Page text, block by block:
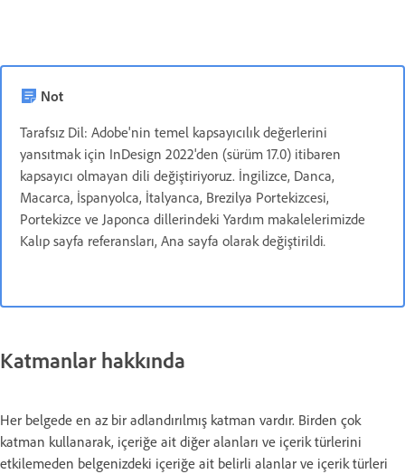
Not
Tarafsız Dil: Adobe'nin temel kapsayıcılık değerlerini
yansıtmak için InDesign 2022'den (sürüm 17.0) itibaren
kapsayıcı olmayan dili değiştiriyoruz. İngilizce, Danca,
Macarca, İspanyolca, İtalyanca, Brezilya Portekizcesi,
Portekizce ve Japonca dillerindeki Yardım makalelerimizde
Kalıp sayfa referansları, Ana sayfa olarak değiştirildi.
Katmanlar hakkında
Her belgede en az bir adlandırılmış katman vardır. Birden çok
katman kullanarak, içeriğe ait diğer alanları ve içerik türlerini
etkilemeden belgenizdeki içeriğe ait belirli alanlar ve içerik türleri